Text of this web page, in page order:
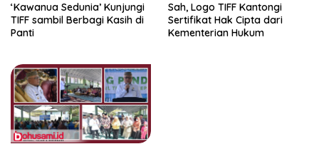
‘Kawanua Sedunia’ Kunjungi
TIFF sambil Berbagi Kasih di
Panti
Sah, Logo TIFF Kantongi
Sertifikat Hak Cipta dari
Kementerian Hukum